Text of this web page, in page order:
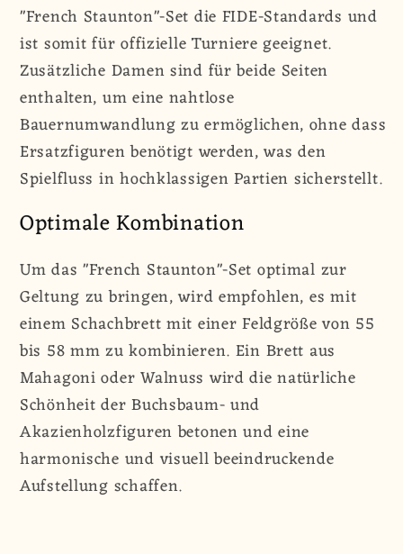
"French Staunton"-Set die FIDE-Standards und
ist somit für offizielle Turniere geeignet.
Zusätzliche Damen sind für beide Seiten
enthalten, um eine nahtlose
Bauernumwandlung zu ermöglichen, ohne dass
Ersatzfiguren benötigt werden, was den
Spielfluss in hochklassigen Partien sicherstellt.
Optimale Kombination
Um das "French Staunton"-Set optimal zur
Geltung zu bringen, wird empfohlen, es mit
einem Schachbrett mit einer Feldgröße von 55
bis 58 mm zu kombinieren. Ein Brett aus
Mahagoni oder Walnuss wird die natürliche
Schönheit der Buchsbaum- und
Akazienholzfiguren betonen und eine
harmonische und visuell beeindruckende
Aufstellung schaffen.